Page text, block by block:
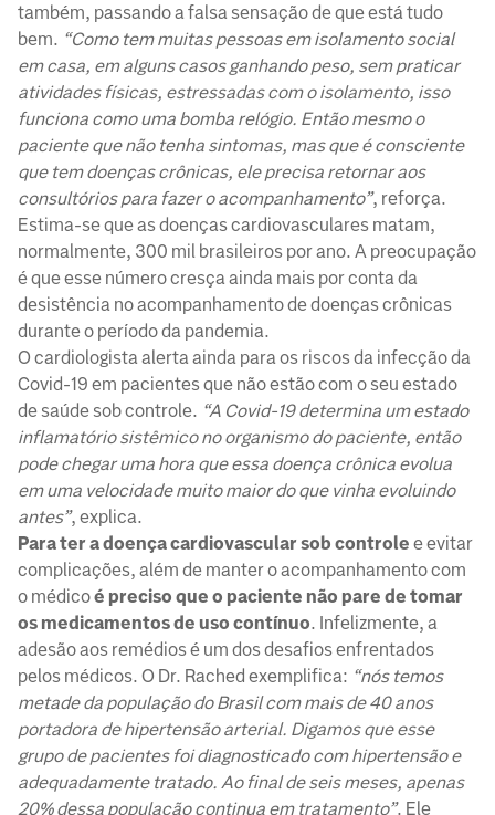
também, passando a falsa sensação de que está tudo
bem. “Como tem muitas pessoas em isolamento social
em casa, em alguns casos ganhando peso, sem praticar
atividades físicas, estressadas com o isolamento, isso
funciona como uma bomba relógio. Então mesmo o
paciente que não tenha sintomas, mas que é consciente
que tem doenças crônicas, ele precisa retornar aos
consultórios para fazer o acompanhamento”, reforça.
Estima-se que as doenças cardiovasculares matam,
normalmente, 300 mil brasileiros por ano. A preocupação
é que esse número cresça ainda mais por conta da
desistência no acompanhamento de doenças crônicas
durante o período da pandemia.
O cardiologista alerta ainda para os riscos da infecção da
Covid-19 em pacientes que não estão com o seu estado
de saúde sob controle. “A Covid-19 determina um estado
inflamatório sistêmico no organismo do paciente, então
pode chegar uma hora que essa doença crônica evolua
em uma velocidade muito maior do que vinha evoluindo
antes”, explica.
Para ter a doença cardiovascular sob controle e evitar
complicações, além de manter o acompanhamento com
o médicoé preciso que o paciente não pare de tomar
os medicamentos de uso contínuo. Infelizmente, a
adesão aos remédios é um dos desafios enfrentados
pelos médicos. O Dr. Rached exemplifica: “nós temos
metade da população do Brasil com mais de 40 anos
portadora de hipertensão arterial. Digamos que esse
grupo de pacientes foi diagnosticado com hipertensão e
adequadamente tratado. Ao final de seis meses, apenas
20% dessa população continua em tratamento”. Ele